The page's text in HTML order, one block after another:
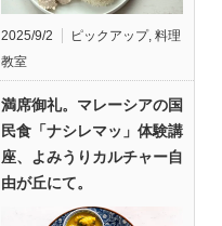
2025/9/2 ピックアップ, 料理
教室
満席御礼。マレーシアの国
民食「ナシレマッ」体験講
座、よみうりカルチャー自
由が丘にて。